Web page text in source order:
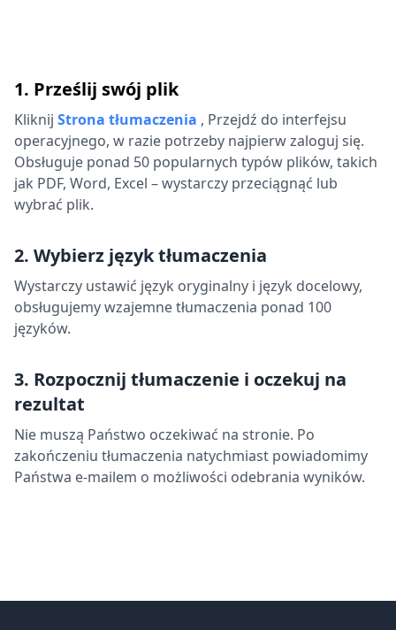
1. Prześlij swój plik
Kliknij Strona tłumaczenia , Przejdź do interfejsu
operacyjnego, w razie potrzeby najpierw zaloguj się.
Obsługuje ponad 50 popularnych typów plików, takich
jak PDF, Word, Excel – wystarczy przeciągnąć lub
wybrać plik.
2. Wybierz język tłumaczenia
Wystarczy ustawić język oryginalny i język docelowy,
obsługujemy wzajemne tłumaczenia ponad 100
języków.
3. Rozpocznij tłumaczenie i oczekuj na
rezultat
Nie muszą Państwo oczekiwać na stronie. Po
zakończeniu tłumaczenia natychmiast powiadomimy
Państwa e-mailem o możliwości odebrania wyników.